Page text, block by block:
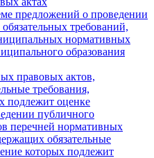
предложений о проведении
требований,
нормативных
образования
правовых актов,
требования,
подлежит оценке
публичного
перечней нормативных
обязательные
которых подлежит